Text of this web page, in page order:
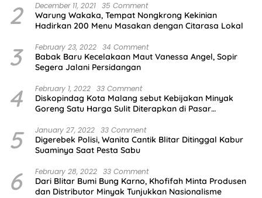
2 December 11, 2021 35 Comment
Warung Wakaka, Tempat Nongkrong Kekinian
Hadirkan 200 Menu Masakan dengan Citarasa Lokal
3 February 23, 2022 34 Comment
Babak Baru Kecelakaan Maut Vanessa Angel, Sopir
Segera Jalani Persidangan
4 February 1, 2022 33 Comment
Diskopindag Kota Malang sebut Kebijakan Minyak
Goreng Satu Harga Sulit Diterapkan di Pasar
5 January 27, 2022 33 Comment
Digerebek Polisi, Wanita Cantik Blitar Ditinggal Kabur
Suaminya Saat Pesta Sabu
6 February 28, 2022 33 Comment
Dari Blitar Bumi Bung Karno, Khofifah Minta Produsen
dan Distributor Minyak Tunjukkan Nasionalisme